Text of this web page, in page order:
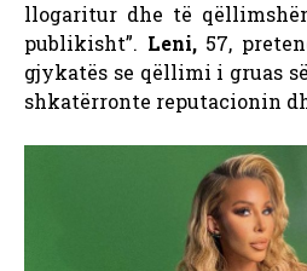
llogaritur dhe të
publikisht”. Leni,57,
gjykatës se qëllimi i gruas
shkatërronte reputacionin